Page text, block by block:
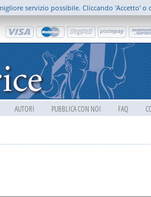
AUTORI PUBBLICA CON NOI FAQ
servizio possibile. Cliccando 'Accetto'